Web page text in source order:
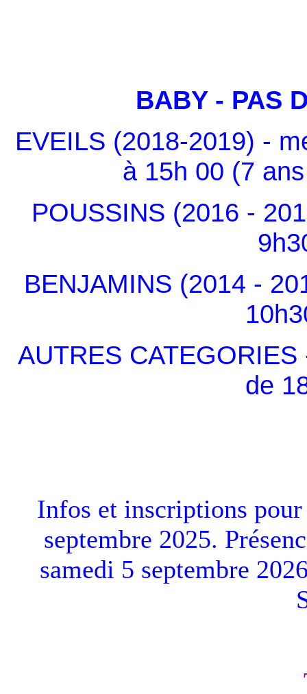
BABY - PAS
EVEILS (2018-2019) -
à 15h 00 (7
POUSSINS (2016 -
BENJAMINS (2014 -
AUTRES
de
Infos et inscriptions
septembre 2025.
samedi 5 septembre